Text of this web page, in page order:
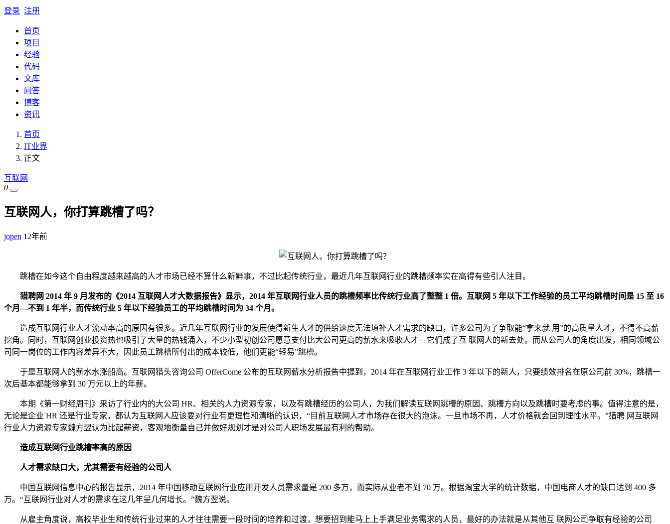
登录 注册
首页
项目
经验
代码
文库
问答
博客
资讯
首页
IT业界
正文
互联网
0
互联网人，你打算跳槽了吗？
jopen 12年前
跳槽在如今这个自由程度越来越高的人才市场已经不算什么新鲜事，不过比起传统行业，最近几年互联网行业的跳槽频率实在高得有些引人注目。
猎聘网 2014 年 9 月发布的《2014 互联网人才大数据报告》显示，2014 年互联网行业人员的跳槽频率比传统行业高了整整 1 倍。互联网 5 年以下工作经验的员工平均跳槽时间是 15 至 16
个月—不到 1 年半，而传统行业 5 年以下经验员工的平均跳槽时间为 34 个月。
造成互联网行业人才流动率高的原因有很多。近几年互联网行业的发展使得新生人才的供给速度无法填补人才需求的缺口，许多公司为了争取能“拿来就 用”的高质量人才，不得不高薪
挖角。同时，互联网创业投资热也吸引了大量的热钱涌入，不少小型初创公司愿意支付比大公司更高的薪水来吸收人才—它们成了互 联网人的新去处。而从公司人的角度出发，相同领域公
司同一岗位的工作内容差异不大，因此员工跳槽所付出的成本较低，他们更能“轻易”跳槽。
于是互联网人的薪水水涨船高。互联网猎头咨询公司 OfferCome 公布的互联网薪水分析报告中提到，2014 年在互联网行业工作 3 年以下的新人，只要绩效排名在原公司前 30%，跳槽一
次后基本都能够拿到 30 万元以上的年薪。
本期《第一财经周刊》采访了行业内的大公司 HR、相关的人力资源专家，以及有跳槽经历的公司人，为我们解读互联网跳槽的原因、跳槽方向以及跳槽时要考虑的事。值得注意的是，
无论是企业 HR 还是行业专家，都认为互联网人应该要对行业有更理性和清晰的认识，“目前互联网人才市场存在很大的泡沫。一旦市场不再，人才价格就会回到理性水平。”猎聘 网互联网
行业人力资源专家魏方翌认为比起薪资，客观地衡量自己并做好规划才是对公司人职场发展最有利的帮助。
造成互联网行业跳槽率高的原因
人才需求缺口大，尤其需要有经验的公司人
中国互联网信息中心的报告显示，2014 年中国移动互联网行业应用开发人员需求量是 200 多万，而实际从业者不到 70 万。根据淘宝大学的统计数据，中国电商人才的缺口达到 400 多
万。“互联网行业对人才的需求在这几年呈几何增长。”魏方翌说。
从雇主角度说，高校毕业生和传统行业过来的人才往往需要一段时间的培养和过渡，想要招到能马上上手满足业务需求的人员，最好的办法就是从其他互 联网公司争取有经验的公司